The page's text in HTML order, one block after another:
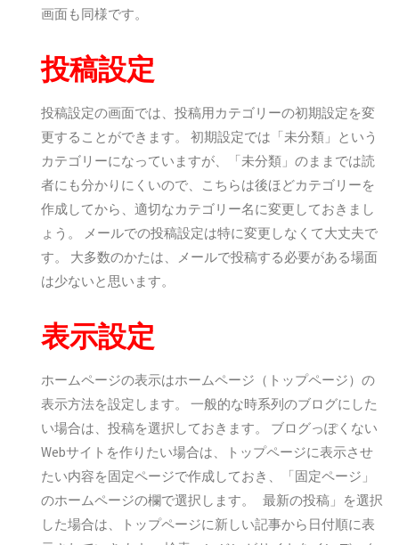
画面も同様です。
投稿設定
投稿設定の画面では、投稿用カテゴリーの初期設定を変
更することができます。 初期設定では「未分類」という
カテゴリーになっていますが、「未分類」のままでは読
者にも分かりにくいので、こちらは後ほどカテゴリーを
作成してから、適切なカテゴリー名に変更しておきまし
ょう。 メールでの投稿設定は特に変更しなくて大丈夫で
す。 大多数のかたは、メールで投稿する必要がある場面
は少ないと思います。
表示設定
ホームページの表示はホームページ（トップページ）の
表示方法を設定します。 一般的な時系列のブログにした
い場合は、投稿を選択しておきます。 ブログっぽくない
Webサイトを作りたい場合は、トップページに表示させ
たい内容を固定ページで作成しておき、「固定ページ」
のホームページの欄で選択します。 最新の投稿」を選択
した場合は、トップページに新しい記事から日付順に表